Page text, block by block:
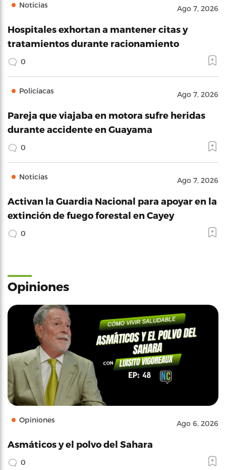
Noticias Ago 7, 2026
Hospitales exhortan a mantener citas y
tratamientos durante racionamiento
0
Policíacas Ago 7, 2026
Pareja que viajaba en motora sufre heridas
durante accidente en Guayama
0
Noticias Ago 7, 2026
Activan la Guardia Nacional para apoyar en la
extinción de fuego forestal en Cayey
0
Opiniones
Opiniones Ago 6, 2026
Asmáticos y el polvo del Sahara
0